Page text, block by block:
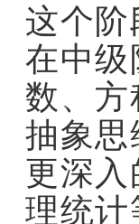
这个
在中级
数、方
抽象思
更深
理统计